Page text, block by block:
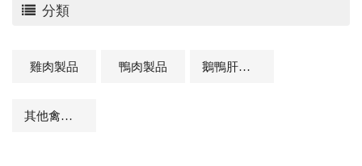
分類
雞肉製品 鴨肉製品 鵝鴨肝製品
其他禽肉及相關商品